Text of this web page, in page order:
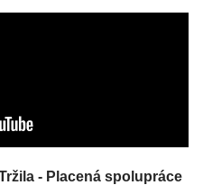
- Placená spolupráce